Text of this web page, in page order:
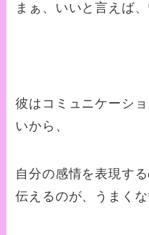
まぁ、いいと言えば
彼はコミュニケーシ
いから、
自分の感情を表現す
伝えるのが、うまくな